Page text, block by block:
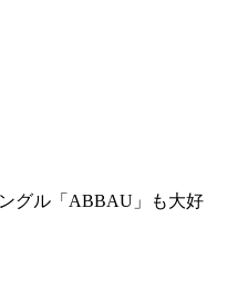
グル「ABBAU」も大好